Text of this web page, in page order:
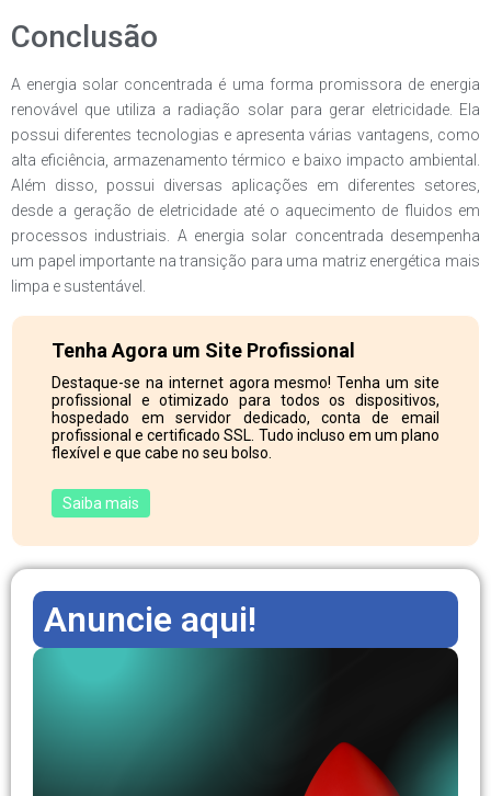
Conclusão
A energia solar concentrada é uma forma promissora de energia
renovável que utiliza a radiação solar para gerar eletricidade. Ela
possui diferentes tecnologias e apresenta várias vantagens, como
alta eficiência, armazenamento térmico e baixo impacto ambiental.
Além disso, possui diversas aplicações em diferentes setores,
desde a geração de eletricidade até o aquecimento de fluidos em
processos industriais. A energia solar concentrada desempenha
um papel importante na transição para uma matriz energética mais
limpa e sustentável.
Tenha Agora um Site Profissional
Destaque-se na internet agora mesmo! Tenha um site
profissional e otimizado para todos os dispositivos,
hospedado em servidor dedicado, conta de email
profissional e certificado SSL. Tudo incluso em um plano
flexível e que cabe no seu bolso.
Saiba mais
Anuncie aqui!